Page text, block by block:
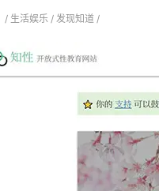
/ 生活娱乐 / 发现知道 /